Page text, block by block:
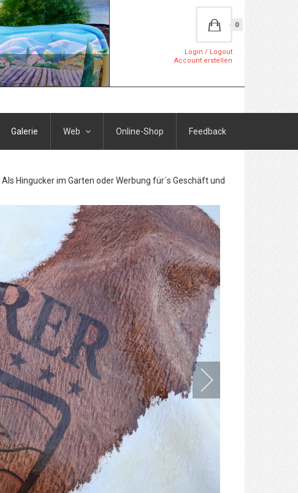
0
Login / Logout
Account erstellen
Galerie Web Online-Shop Feedback
Hingucker im Garten oder Werbung für´s Geschäft und